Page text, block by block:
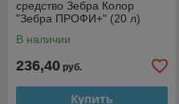
средство Зебра Колор
"Зебра ПРОФИ+" (20 л)
В наличии
236,40 руб.
Купить